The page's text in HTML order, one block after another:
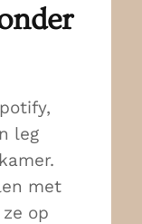
leg
met
op